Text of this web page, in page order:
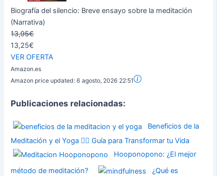
Biografía del silencio: Breve ensayo sobre la meditación
(Narrativa)
13,95€
13,25€
VER OFERTA
Amazon.es
Amazon price updated:6 agosto, 2026 22:51
Publicaciones relacionadas:
Beneficios de la
Meditación y el Yoga 🧘‍♀️ Guía para Transformar tu Vida
Hooponopono: ¿El mejor
método de meditación?
¿Qué es